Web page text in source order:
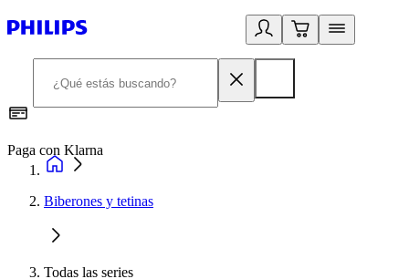
Paga con Klarna
Biberones y tetinas
Todas las series